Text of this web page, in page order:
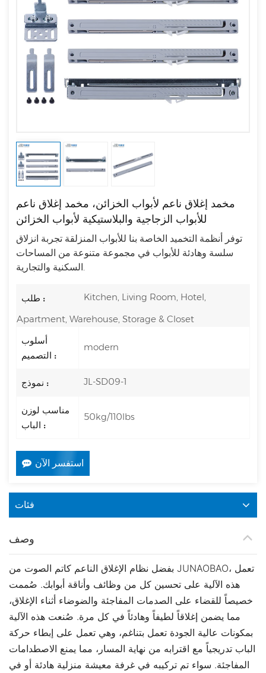
مخمد إغلاق ناعم لأبواب الخزائن، مخمد إغلاق ناعم
للأبواب الزجاجية والبلاستيكية لأبواب الخزائن
توفر أنظمة التخميد الخاصة بنا للأبواب المنزلقة تجربة انزلاق
سلسة وهادئة للأبواب في مجموعة متنوعة من المساحات
السكنية والتجارية.
طلب :
Kitchen, Living Room, Hotel,
Apartment, Warehouse, Storage & Closet
أسلوب
التصميم :
modern
نموذج : JL-SD09-1
مناسب لوزن
الباب :
50kg/110lbs
استفسر الآن
فئات
وصف
بفضل نظام الإغلاق الناعم كاتم الصوت من JUNAOBAO، تعمل
هذه الآلية على تحسين كل من وظائف وأناقة أبوابك. صُممت
خصيصاً للقضاء على الصدمات المفاجئة والضوضاء أثناء الإغلاق،
مما يضمن إغلاقاً لطيفاً وهادئاً في كل مرة. صُنعت هذه الآلية
بمكونات عالية الجودة تعمل بتناغم، وهي تعمل على إبطاء حركة
الباب تدريجياً مع اقترابه من نهاية المسار، مما يمنع الاصطدامات
المفاجئة. سواء تم تركيبه في غرفة معيشة منزلية هادئة أو في